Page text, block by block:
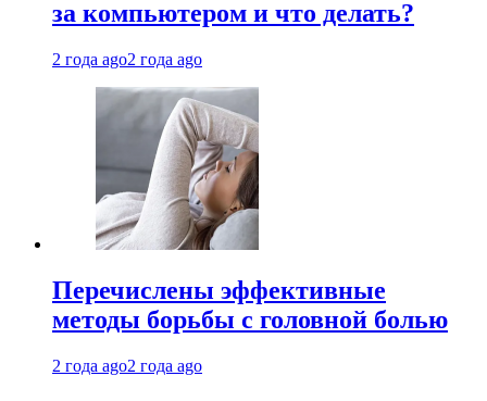
за компьютером и что делать?
2 года ago2 года ago
Перечислены эффективные
методы борьбы с головной болью
2 года ago2 года ago